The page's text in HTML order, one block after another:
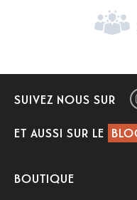
SUIVEZ NOUS SUR
ET AUSSI SUR LE
BOUTIQUE